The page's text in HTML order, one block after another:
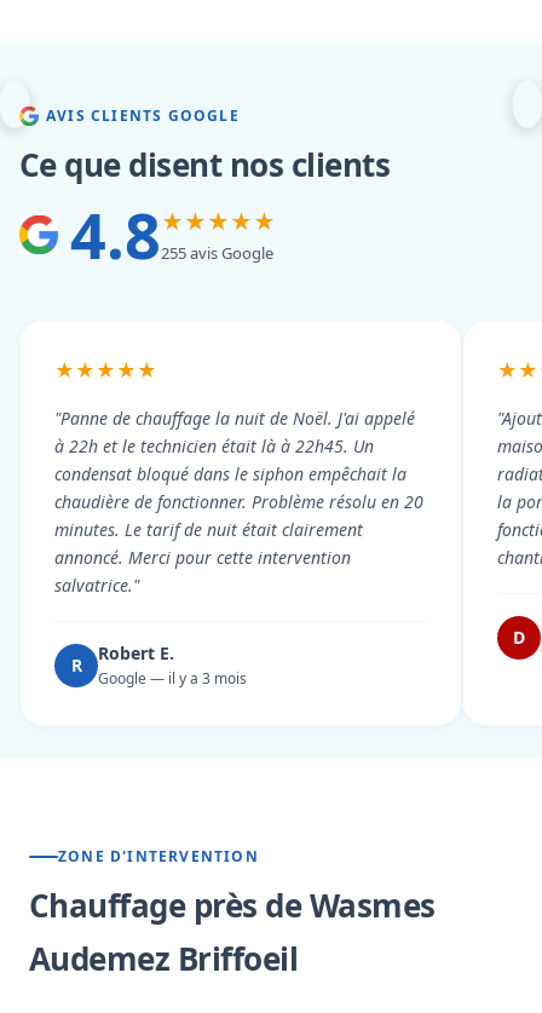
AVIS CLIENTS GOOGLE
Ce que disent nos clients
4.8★★★★★
255 avis Google
★★★★★
"Panne de chauffage la nuit de Noël. J'ai appelé
à 22h et le technicien était là à 22h45. Un
condensat bloqué dans le siphon empêchait la
chaudière de fonctionner. Problème résolu en 20
minutes. Le tarif de nuit était clairement
annoncé. Merci pour cette intervention
salvatrice."
R
Robert E.
Google — il y a 3 mois
la
D
ZONE D'INTERVENTION
Chauffage près de Wasmes
Audemez Briffoeil